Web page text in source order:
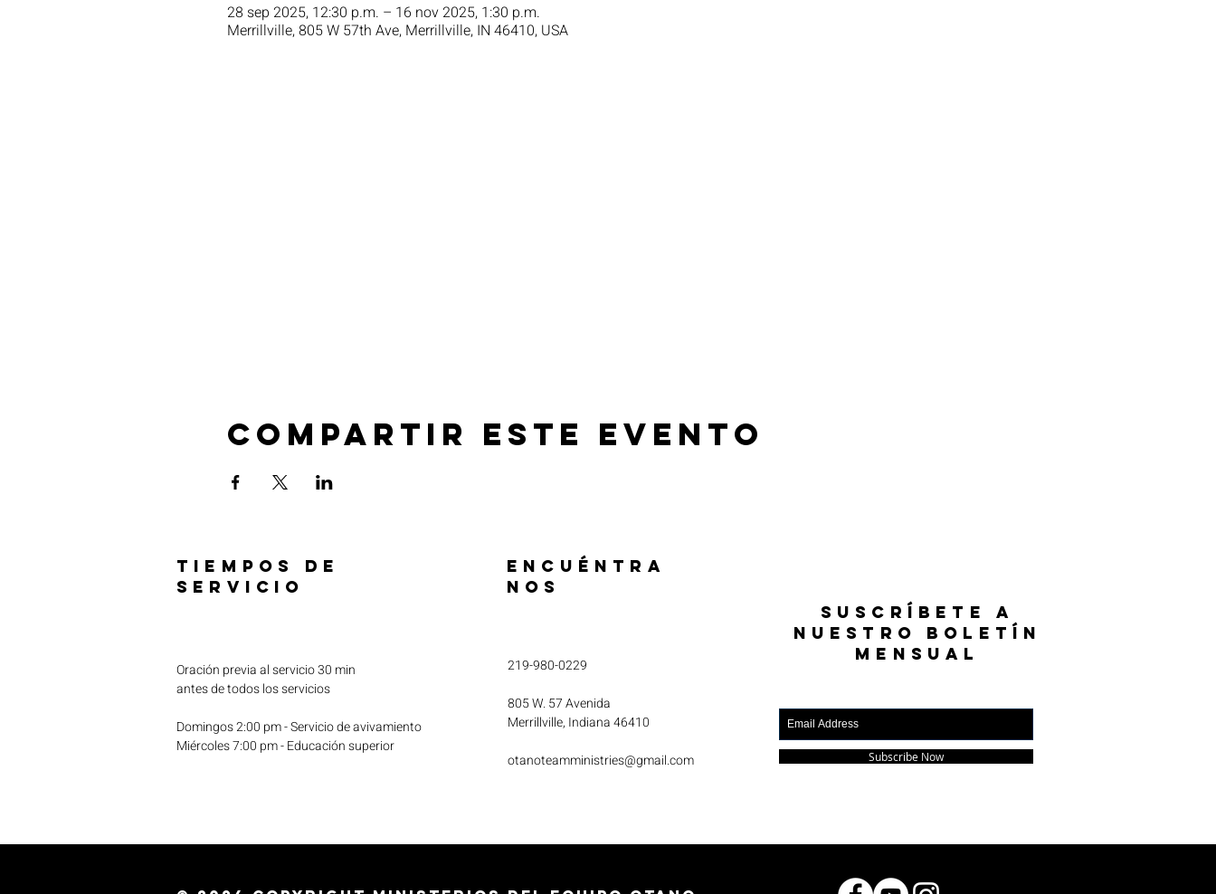
28 sep 2025, 12:30 p.m. – 16 nov 2025, 1:30 p.m.
Merrillville, 805 W 57th Ave, Merrillville, IN 46410, USA
Compartir este evento
TIEMPOS DE
SERVICIO
Oración previa al servicio 30 min
antes de todos los servicios
Domingos 2:00 pm - Servicio de avivamiento
Miércoles 7:00 pm - Educación superior
ENCUÉNTRA
NOS
219-980-0229
805 W. 57 Avenida
Merrillville, Indiana 46410
otanoteamministries@gmail.com
SUSCRÍBETE A
NUESTRO BOLETÍN
MENSUAL
Subscribe Now